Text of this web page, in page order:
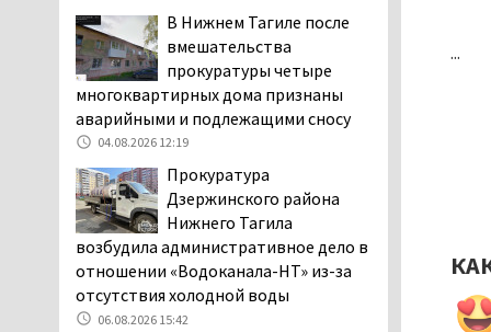
...
Двое детей пострадали
при сходе трамвая с
рельсов в Нижнем Тагиле
06.08.2026 14:25
Правительство РФ
разрешило производство
и продажу бензина класса
«Евро-2», в котором содержание
серы в 10 раз выше, чем в топливе
«Евро-5». Это опасно для здоровья и
повышает износ автомобиля
06.08.2026 13:53
В Нижнем Тагиле после
вмешательства
прокуратуры четыре
многоквартирных дома признаны
аварийными и подлежащими сносу
04.08.2026 12:19
Прокуратура
Дзержинского района
Нижнего Тагила
возбудила административное дело в
отношении «Водоканала-НТ» из-за
отсутствия холодной воды
06.08.2026 15:42